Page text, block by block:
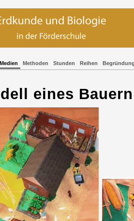
Medien Methoden Stunden Reihen
eines